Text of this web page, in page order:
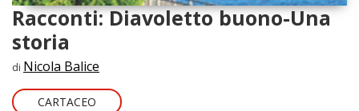
Racconti: Diavoletto buono-Una
storia
di Nicola Balice
CARTACEO